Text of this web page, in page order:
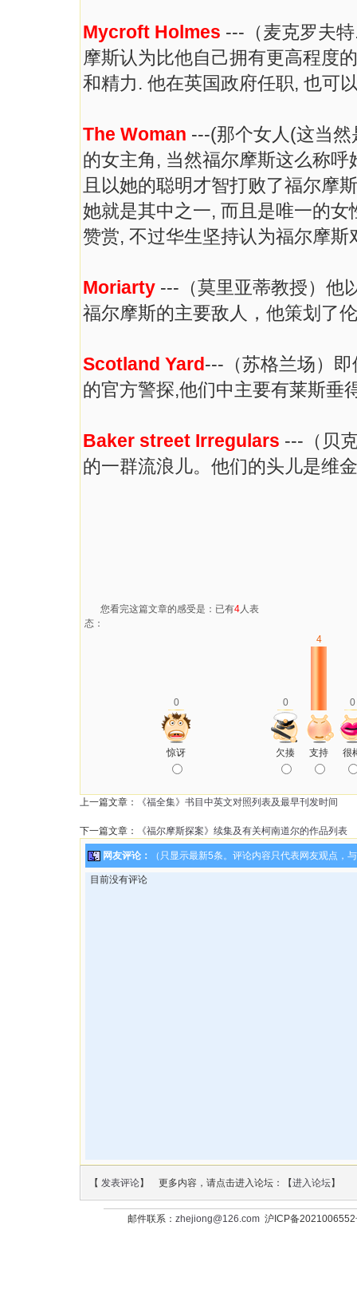
Mycroft Holmes ---（麦克罗夫
摩斯认为比他自己拥有更高程度
和精力. 他在英国政府任职, 也可
The Woman ---(那个女人(这当
的女主角, 当然福尔摩斯这么称
且以她的聪明才智打败了福尔摩
她就是其中之一, 而且是唯一的
赞赏, 不过华生坚持认为福尔摩
Moriarty ---（莫里亚蒂教授）他
福尔摩斯的主要敌人，他策划了
Scotland Yard---（苏格兰场）
的官方警探,他们中主要有莱斯垂
Baker street Irregulars ---（贝
的一群流浪儿。他们的头儿是维
您看完这篇文章的感受是：已有4人表
态：
0 0
4
0
惊讶 欠揍 支持 很
上一篇文章： 《福全集》书目中英文对照列表及最早刊发时间
下一篇文章： 《福尔摩斯探案》续集及有关柯南道尔的作品列表
网友评论： （只显示最新5条。评论内容只代表网友观点，
目前没有评论
【 发表评论】 更多内容，请点击进入论坛：【进入论坛】
邮件联系： zhejiong@126.com沪ICP备